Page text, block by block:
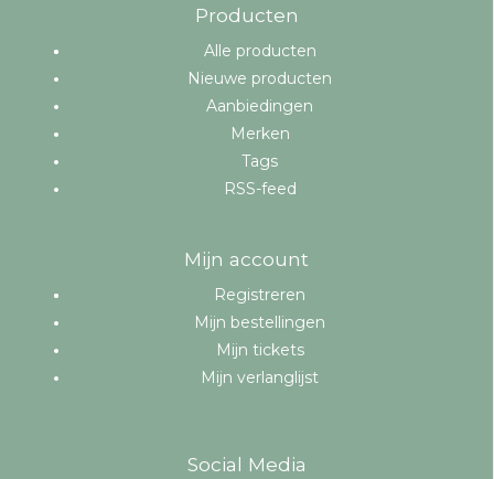
Producten
Alle producten
Nieuwe producten
Aanbiedingen
Merken
Tags
RSS-feed
Mijn account
Registreren
Mijn bestellingen
Mijn tickets
Mijn verlanglijst
Social Media